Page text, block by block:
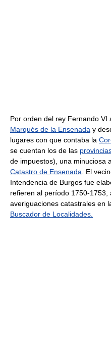
Por orden del rey Fernando
Marqués de la Ensenada y
lugares con que contaba la
se cuentan los de las
de impuestos), una minuciosa
Catastro de Ensenada. El
Intendencia de Burgos fue
refieren al período 1750-
averiguaciones catastrales en
Buscador de Localidades.